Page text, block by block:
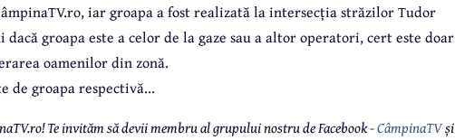
iar groapa a fost realizată la intersecția străzilor Tudor
groapa este a celor de la gaze sau a altor operatori, cert este doar
oamenilor din zonă.
de groapa respectivă...
Te invităm să devii membru al grupului nostru de Facebook -CâmpinaTVși